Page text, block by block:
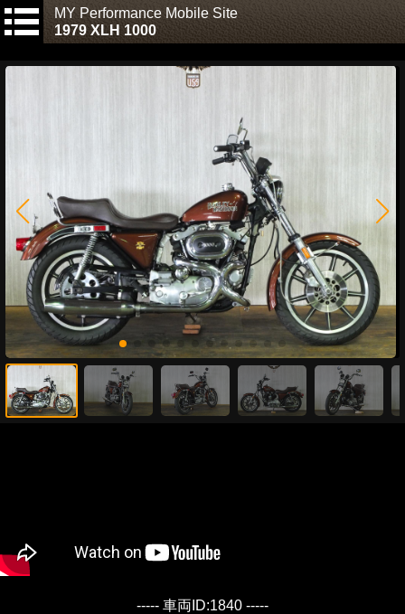
MY Performance Mobile Site
1979 XLH 1000
----- 車両ID:1840 -----